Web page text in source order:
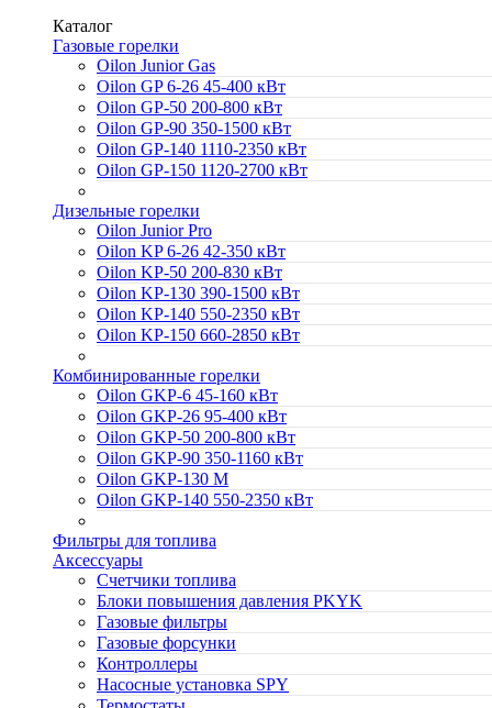
Каталог
Газовые горелки
Oilon Junior Gas
Oilon GP 6-26 45-400 кВт
Oilon GP-50 200-800 кВт
Oilon GP-90 350-1500 кВт
Oilon GP-140 1110-2350 кВт
Oilon GP-150 1120-2700 кВт
Дизельные горелки
Oilon Junior Pro
Oilon KP 6-26 42-350 кВт
Oilon KP-50 200-830 кВт
Oilon KP-130 390-1500 кВт
Oilon KP-140 550-2350 кВт
Oilon KP-150 660-2850 кВт
Комбинированные горелки
Oilon GKP-6 45-160 кВт
Oilon GKP-26 95-400 кВт
Oilon GKP-50 200-800 кВт
Oilon GKP-90 350-1160 кВт
Oilon GKP-130 M
Oilon GKP-140 550-2350 кВт
Фильтры для топлива
Аксессуары
Cчетчики топлива
Блоки повышения давления PKYK
Газовые фильтры
Газовые форсунки
Контроллеры
Насосные установка SPY